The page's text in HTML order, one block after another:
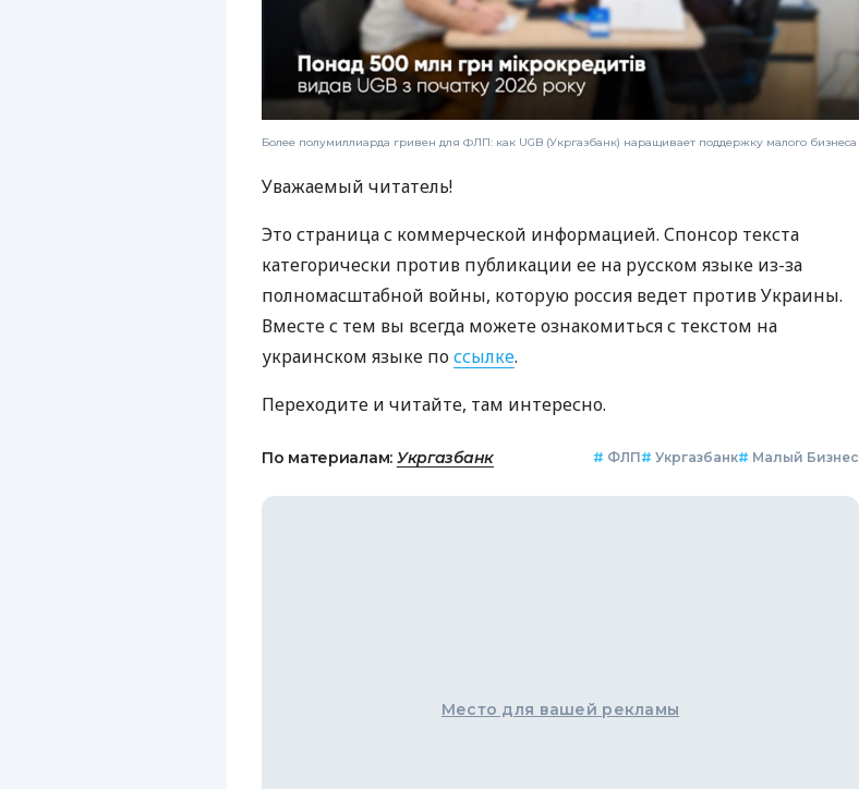
Более полумиллиарда гривен для ФЛП: как UGB (Укргазбанк) наращивает поддержку малого бизнеса
Уважаемый читатель!
Это страница с коммерческой информацией. Спонсор текста
категорически против публикации ее на русском языке из-за
полномасштабной войны, которую россия ведет против Украины.
Вместе с тем вы всегда можете ознакомиться с текстом на
украинском языке поссылке.
Переходите и читайте, там интересно.
По материалам: Укргазбанк # ФЛП# Укргазбанк# Малый Бизнес
Место для вашей рекламы